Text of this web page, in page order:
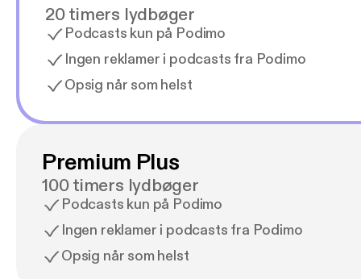
20 timers lydbøger
Podcasts kun på Podimo
Ingen reklamer i podcasts fra Podimo
Opsig når som helst
Premium Plus
100 timers lydbøger
Podcasts kun på Podimo
Ingen reklamer i podcasts fra Podimo
Opsig når som helst